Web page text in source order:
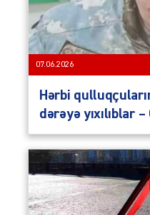
07.06.2026
Hərbi
dərəyə yıxılıblar